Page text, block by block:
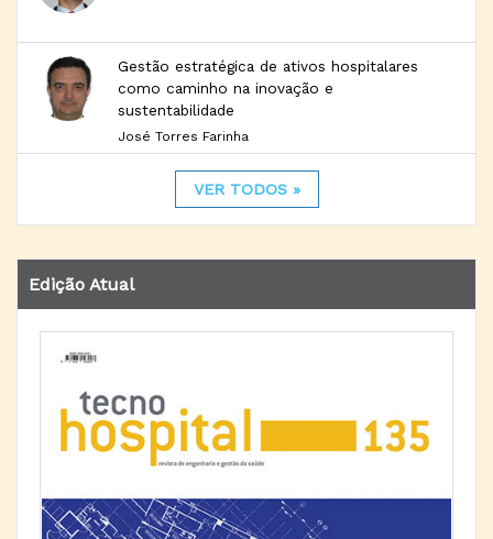
Gestão estratégica de ativos hospitalares
como caminho na inovação e
sustentabilidade
José Torres Farinha
VER TODOS »
Edição Atual